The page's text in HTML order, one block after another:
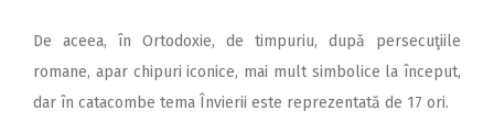
De aceea, în Ortodoxie, de timpuriu, după persecuţiile
romane, apar chipuri iconice, mai mult simbolice la început,
dar în catacombe tema Învierii este reprezentată de 17 ori.